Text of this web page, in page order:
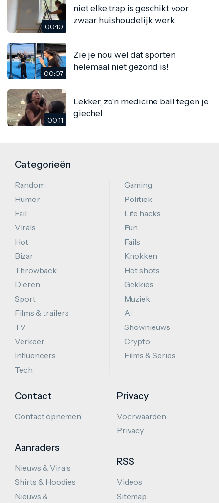
00:10
niet elke trap is geschikt voor
zwaar huishoudelijk werk
00:07
Zie je nou wel dat sporten
helemaal niet gezond is!
00:11
Lekker, zo'n medicine ball tegen je
giechel
Categorieën
Random
Humor
Fail
Virals
Hot
Bizar
Throwback
Dieren
Sport
Films & trailers
TV
Verkeer
Influencers
Tech
Gaming
Politiek
Life hacks
Fun
Fails
Knokken
Hot shots
Gekkies
Muziek
AI
Shownieuws
Crypto
Films & Series
Contact
Contact opnemen
Aanraders
Nieuws & Virals
Shirts & Hoodies
Nieuws &
Privacy
Voorwaarden
Privacy
RSS
Videos
Sitemap